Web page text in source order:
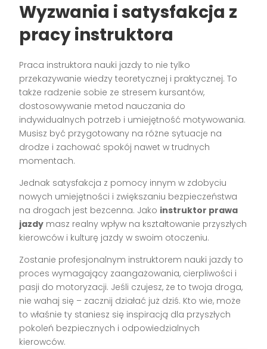
Wyzwania i satysfakcja z
pracy instruktora
Praca instruktora nauki jazdy to nie tylko
przekazywanie wiedzy teoretycznej i praktycznej. To
także radzenie sobie ze stresem kursantów,
dostosowywanie metod nauczania do
indywidualnych potrzeb i umiejętność motywowania.
Musisz być przygotowany na różne sytuacje na
drodze i zachować spokój nawet w trudnych
momentach.
Jednak satysfakcja z pomocy innym w zdobyciu
nowych umiejętności i zwiększaniu bezpieczeństwa
na drogach jest bezcenna. Jako instruktor prawa
jazdy masz realny wpływ na kształtowanie przyszłych
kierowców i kulturę jazdy w swoim otoczeniu.
Zostanie profesjonalnym instruktorem nauki jazdy to
proces wymagający zaangażowania, cierpliwości i
pasji do motoryzacji. Jeśli czujesz, że to twoja droga,
nie wahaj się – zacznij działać już dziś. Kto wie, może
to właśnie ty staniesz się inspiracją dla przyszłych
pokoleń bezpiecznych i odpowiedzialnych
kierowców.